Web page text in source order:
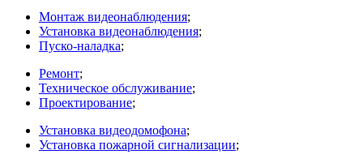
Монтаж видеонаблюдения;
Установка видеонаблюдения;
Пуско-наладка;
Ремонт;
Техническое обслуживание;
Проектирование;
Установка видеодомофона;
Установка пожарной сигнализации;